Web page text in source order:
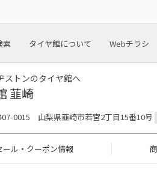
索 タイヤ館について Webチラシ
ストンのタイヤ館へ
韮崎
0015 山梨県韮崎市若宮2丁目15番10号
ール・クーポン情報